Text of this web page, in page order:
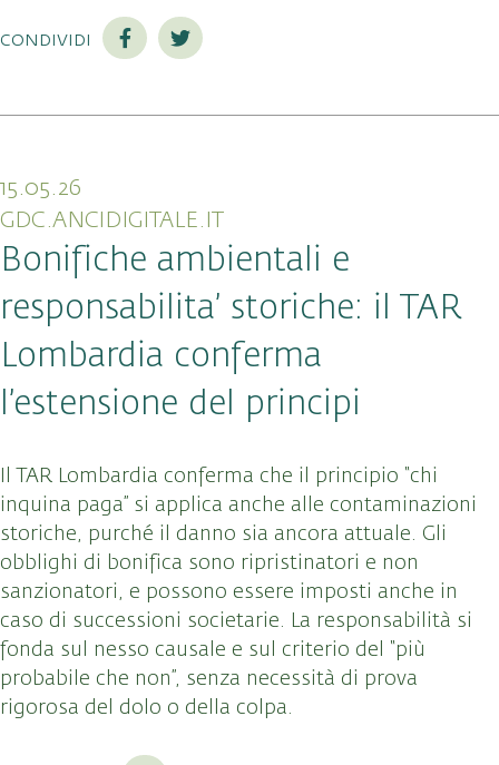
condividi
15.05.26
GDC.ANCIDIGITALE.IT
Bonifiche ambientali e
responsabilita’ storiche: il TAR
Lombardia conferma
l’estensione del principi
Il TAR Lombardia conferma che il principio “chi
inquina paga” si applica anche alle contaminazioni
storiche, purché il danno sia ancora attuale. Gli
obblighi di bonifica sono ripristinatori e non
sanzionatori, e possono essere imposti anche in
caso di successioni societarie. La responsabilità si
fonda sul nesso causale e sul criterio del “più
probabile che non”, senza necessità di prova
rigorosa del dolo o della colpa.